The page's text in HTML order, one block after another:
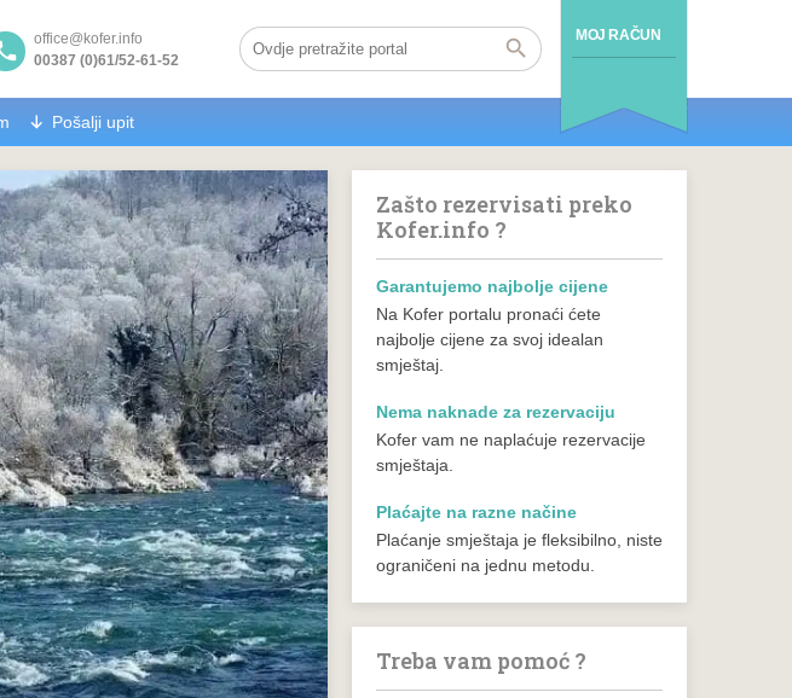
MOJ RAČUN
office@kofer.info
00387 (0)61/52-61-52
Pošalji upit
Zašto rezervisati preko
Kofer.info ?
Garantujemo najbolje cijene
Na Kofer portalu pronaći ćete
najbolje cijene za svoj idealan
smještaj.
Nema naknade za rezervaciju
Kofer vam ne naplaćuje rezervacije
smještaja.
Plaćajte na razne načine
Plaćanje smještaja je fleksibilno, niste
ograničeni na jednu metodu.
Treba vam pomoć ?